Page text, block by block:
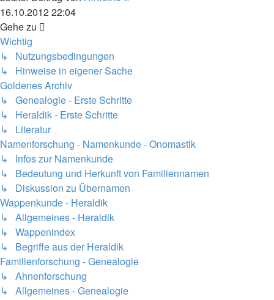
16.10.2012 22:04
Gehe zu
Wichtig
↳ Nutzungsbedingungen
↳ Hinweise in eigener Sache
Goldenes Archiv
↳ Genealogie - Erste Schritte
↳ Heraldik - Erste Schritte
↳ Literatur
Namenforschung - Namenkunde - Onomastik
↳ Infos zur Namenkunde
↳ Bedeutung und Herkunft von Familiennamen
↳ Diskussion zu Übernamen
Wappenkunde - Heraldik
↳ Allgemeines - Heraldik
↳ Wappenindex
↳ Begriffe aus der Heraldik
Familienforschung - Genealogie
↳ Ahnenforschung
↳ Allgemeines - Genealogie